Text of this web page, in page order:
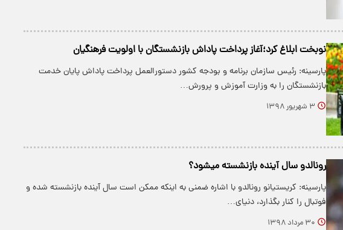
نوبخت ابلاغ کرد؛آغاز پرداخت پاداش بازنشستگان با اولویت فرهنگیان
پارسینه: رئیس سازمان برنامه و بودجه کشور دستورالعمل پرداخت پاداش پایان خدمت
بازنشستگان را به وزارت آموزش و پرورش…
۳ شهریور ۱۳۹۸
رونالدو سال آینده بازنشسته می‎شود؟
پارسینه: کریستیانو رونالدو با اشاره ضمنی به اینکه ممکن است سال آینده بازنشسته شده و
فوتبال را کنار بگذارد، دنیای…
۳۰ مرداد ۱۳۹۸